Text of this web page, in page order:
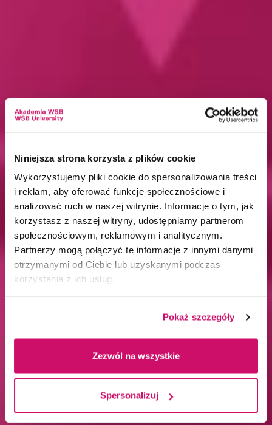
Niniejsza strona korzysta z plików cookie
Wykorzystujemy pliki cookie do spersonalizowania treści
i reklam, aby oferować funkcje społecznościowe i
analizować ruch w naszej witrynie. Informacje o tym, jak
korzystasz z naszej witryny, udostępniamy partnerom
społecznościowym, reklamowym i analitycznym.
Partnerzy mogą połączyć te informacje z innymi danymi
otrzymanymi od Ciebie lub uzyskanymi podczas
korzystania z ich usług.
Pokaż szczegóły
Zezwól na wszystkie
Spersonalizuj